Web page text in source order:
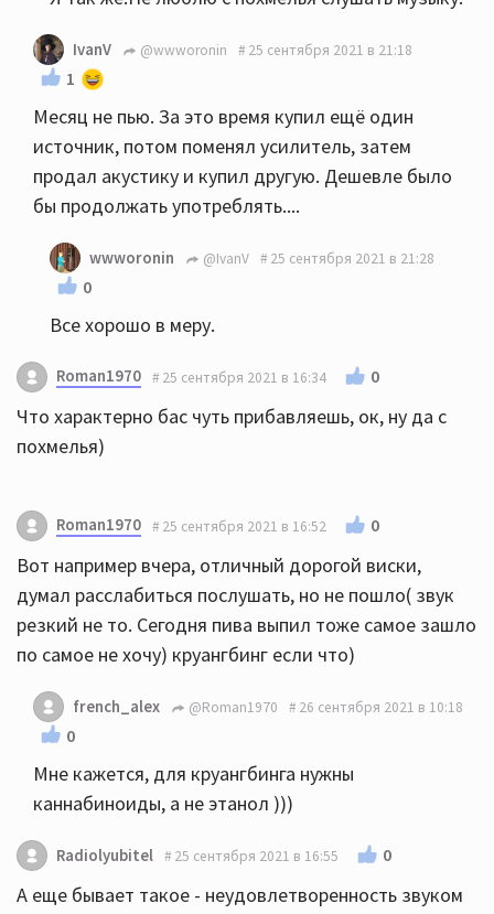
IvanV @wwworonin 25 сентября 2021 в 21:18
1
Месяц не пью. За это время купил ещё один
источник, потом поменял усилитель, затем
продал акустику и купил другую. Дешевле было
бы продолжать употреблять....
wwworonin @IvanV 25 сентября 2021 в 21:28
0
Все хорошо в меру.
Roman1970 25 сентября 2021 в 16:34 0
Что характерно бас чуть прибавляешь, ок, ну да с
похмелья)
Roman1970 25 сентября 2021 в 16:52 0
Вот например вчера, отличный дорогой виски,
думал расслабиться послушать, но не пошло( звук
резкий не то. Сегодня пива выпил тоже самое зашло
по самое не хочу) круангбинг если что)
french_alex @Roman1970 26 сентября 2021 в 10:18
0
Мне кажется, для круангбинга нужны
каннабиноиды, а не этанол )))
Radiolyubitel 25 сентября 2021 в 16:55 0
А еще бывает такое - неудовлетворенность звуком